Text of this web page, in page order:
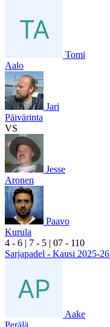
Tomi
Aalo
Jari
Päivärinta
VS
Jesse
Aronen
Paavo
Kurula
4 - 6 | 7 - 5 | 07 - 110
Sarjapadel - Kausi 2025-
Aake
Perälä